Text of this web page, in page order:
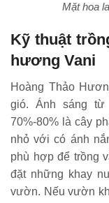
Mặt hoa
Kỹ thuật
hương Vani
Hoàng Thảo
gió. Ánh sáng từ
70%-80% là cây
nhỏ với có ánh
phù hợp để trồng
đặt những khay
vườn. Nếu vườn